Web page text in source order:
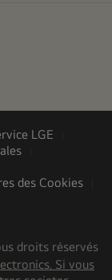
LGE
des Cookies
droits réservés
Si vous